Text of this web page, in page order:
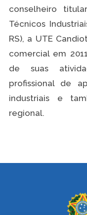
conselheiro
Técnicos
RS), a UTE
comercial em
de suas
profissional de
industriais e
regional.